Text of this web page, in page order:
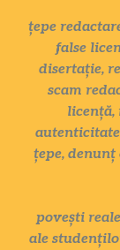
țepe
false
disertație,
scam
țepe, denunț
povești
ale